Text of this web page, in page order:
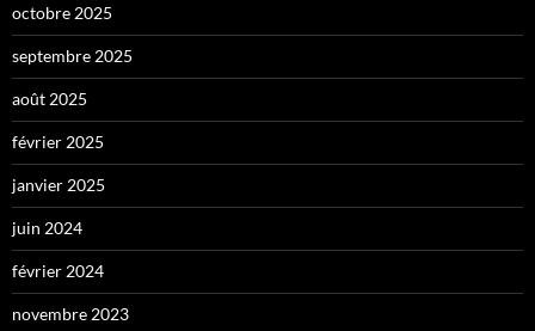
octobre 2025
septembre 2025
août 2025
février 2025
janvier 2025
juin 2024
février 2024
novembre 2023